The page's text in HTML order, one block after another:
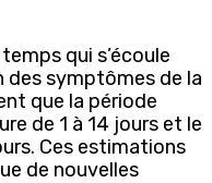
qui s’écoule
des symptômes de la
que la période
de 1 à 14 jours et le
Ces estimations
de nouvelles